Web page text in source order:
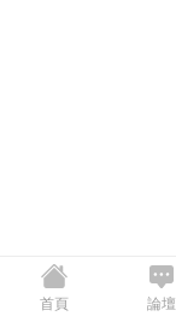
首頁 論壇